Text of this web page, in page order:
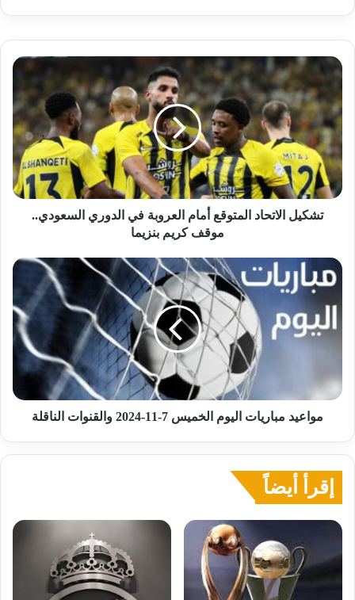
تشكيل
الاتحاد
المتوقع
أمام
العروبة
في
الدوري
السعودي..
موقف
كريمتشكيل الاتحاد المتوقع أمام العروبة في الدوري السعودي..
موقف كريم بنزيما
مواعيد
مباريات
اليوم
الخميس
7-
والقنوات
الناقلة
مواعيد مباريات اليوم الخميس 7-11-2024 والقنوات الناقلة
إقرأ أيضاً